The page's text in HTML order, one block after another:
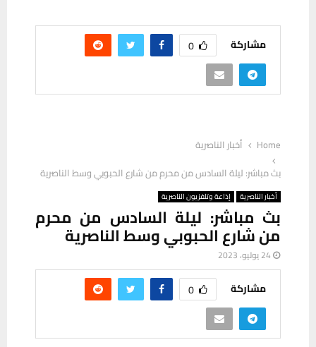
مشاركة 0
Home
أخبار الناصرية
بث مباشر: ليلة السادس من محرم من شارع الحبوبي وسط الناصرية
أخبار الناصرية إذاعة وتلفزيون الناصرية
بث مباشر: ليلة السادس من محرم
من شارع الحبوبي وسط الناصرية
24 يوليو، 2023
مشاركة 0